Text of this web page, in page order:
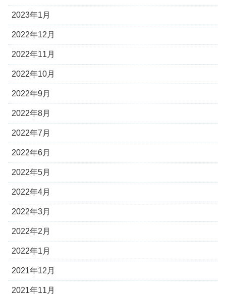
2023年1月
2022年12月
2022年11月
2022年10月
2022年9月
2022年8月
2022年7月
2022年6月
2022年5月
2022年4月
2022年3月
2022年2月
2022年1月
2021年12月
2021年11月